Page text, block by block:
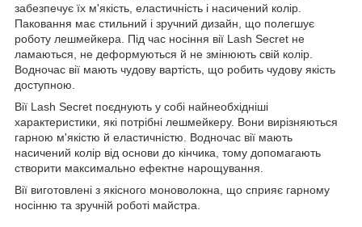
забезпечує їх м'якість, еластичність і насичений колір.
Паковання має стильний і зручний дизайн, що полегшує
роботу лешмейкера. Під час носіння вії Lash Secret не
ламаються, не деформуються й не змінюють свій колір.
Водночас вії мають чудову вартість, що робить чудову якість
доступною.
Вії Lash Secret поєднують у собі найнеобхідніші
характеристики, які потрібні лешмейкеру. Вони вирізняються
гарною м'якістю й еластичністю. Водночас вії мають
насичений колір від основи до кінчика, тому допомагають
створити максимально ефектне нарощування.
Вії виготовлені з якісного моноволокна, що сприяє гарному
носінню та зручній роботі майстра.